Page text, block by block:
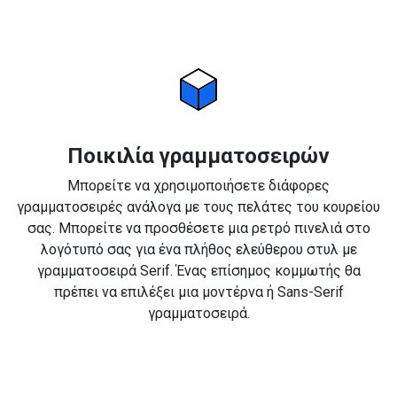
Ποικιλία γραμματοσειρών
Μπορείτε να χρησιμοποιήσετε διάφορες
γραμματοσειρές ανάλογα με τους πελάτες του κουρείου
σας. Μπορείτε να προσθέσετε μια ρετρό πινελιά στο
λογότυπό σας για ένα πλήθος ελεύθερου στυλ με
γραμματοσειρά Serif. Ένας επίσημος κομμωτής θα
πρέπει να επιλέξει μια μοντέρνα ή Sans-Serif
γραμματοσειρά.